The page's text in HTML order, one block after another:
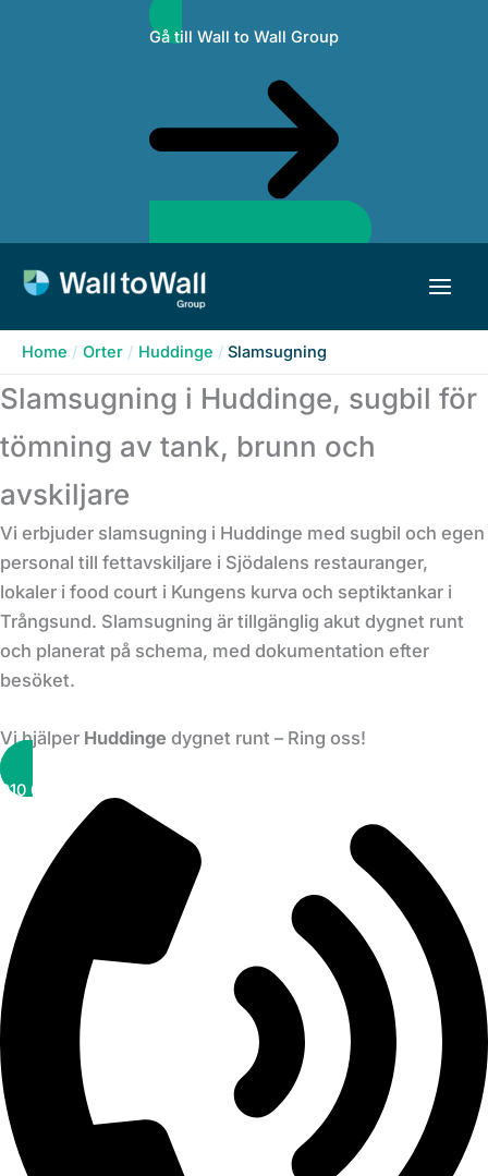
Gå till Wall to Wall Group
Home Orter Huddinge Slamsugning
Slamsugning i Huddinge, sugbil för
tömning av tank, brunn och
avskiljare
Vi erbjuder slamsugning i Huddinge med sugbil och egen
personal till fettavskiljare i Sjödalens restauranger,
lokaler i food court i Kungens kurva och septiktankar i
Trångsund. Slamsugning är tillgänglig akut dygnet runt
och planerat på schema, med dokumentation efter
besöket.
Vi hjälper Huddinge dygnet runt – Ring oss!
010 6000 777